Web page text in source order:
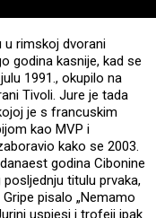
rimskoj dvorani
godina kasnije, kad se
1991., okupilo na
Tivoli. Jure je tada
je s francuskim
kao MVP i
kako se 2003.
godina Cibonine
titulu prvaka,
pisalo „Nemamo
uspjesi i trofeji ipak